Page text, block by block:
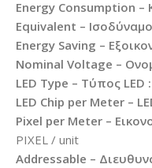
Energy Consumption –
Equivalent –
Energy Saving –
Nominal Voltage –
LED Type – Τύπος LED :
LED Chip per Meter –
Pixel per Meter –
PIXEL / unit
Addressable –